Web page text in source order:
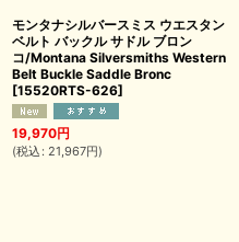
モンタナシルバースミス ウエスタン
ベルト バックル サドル ブロン
コ/Montana Silversmiths Western
Belt Buckle Saddle Bronc
[15520RTS-626]
19,970円
(税込 : 21,967円)